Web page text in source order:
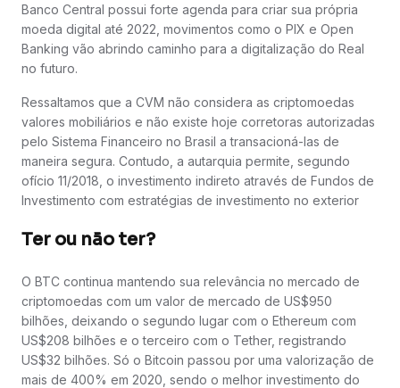
Banco Central possui forte agenda para criar sua própria
moeda digital até 2022, movimentos como o PIX e Open
Banking vão abrindo caminho para a digitalização do Real
no futuro.
Ressaltamos que a CVM não considera as criptomoedas
valores mobiliários e não existe hoje corretoras autorizadas
pelo Sistema Financeiro no Brasil a transacioná-las de
maneira segura. Contudo, a autarquia permite, segundo
ofício 11/2018, o investimento indireto através de Fundos de
Investimento com estratégias de investimento no exterior
Ter ou não ter?
O BTC continua mantendo sua relevância no mercado de
criptomoedas com um valor de mercado de US$950
bilhões, deixando o segundo lugar com o Ethereum com
US$208 bilhões e o terceiro com o Tether, registrando
US$32 bilhões. Só o Bitcoin passou por uma valorização de
mais de 400% em 2020, sendo o melhor investimento do